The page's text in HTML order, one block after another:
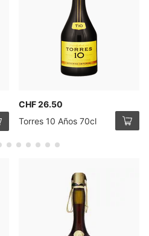
CHF 26.50
Torres 10 Años 70cl